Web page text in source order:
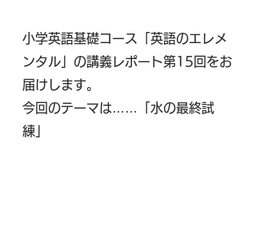
小学英語基礎コース「英語のエレメ
ンタル」の講義レポート第15回をお
届けします。
今回のテーマは……「水の最終試
練」